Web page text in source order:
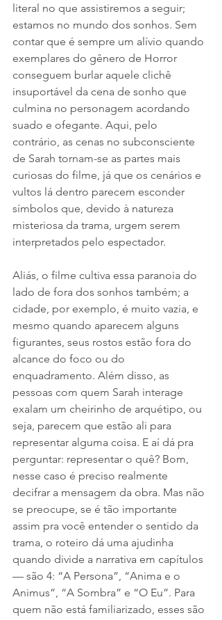
literal no que assistiremos a seguir;
estamos no mundo dos sonhos. Sem
contar que é sempre um alívio quando
exemplares do gênero de Horror
conseguem burlar aquele clichê
insuportável da cena de sonho que
culmina no personagem acordando
suado e ofegante. Aqui, pelo
contrário, as cenas no subconsciente
de Sarah tornam-se as partes mais
curiosas do filme, já que os cenários e
vultos lá dentro parecem esconder
símbolos que, devido à natureza
misteriosa da trama, urgem serem
interpretados pelo espectador.
Aliás, o filme cultiva essa paranoia do
lado de fora dos sonhos também; a
cidade, por exemplo, é muito vazia, e
mesmo quando aparecem alguns
figurantes, seus rostos estão fora do
alcance do foco ou do
enquadramento. Além disso, as
pessoas com quem Sarah interage
exalam um cheirinho de arquétipo, ou
seja, parecem que estão ali para
representar alguma coisa. E aí dá pra
perguntar: representar o quê? Bom,
nesse caso é preciso realmente
decifrar a mensagem da obra. Mas não
se preocupe, se é tão importante
assim pra você entender o sentido da
trama, o roteiro dá uma ajudinha
quando divide a narrativa em capítulos
— são 4: “A Persona”, “Anima e o
Animus”, “A Sombra” e “O Eu”. Para
quem não está familiarizado, esses são